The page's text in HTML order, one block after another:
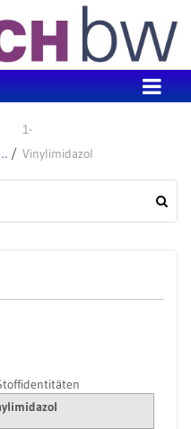
zu SVHC
1-
Vinylimidazol